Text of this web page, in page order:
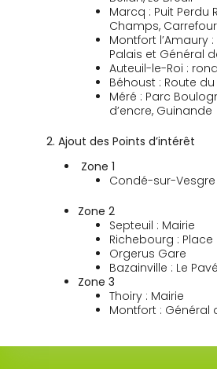
Marcq : Puit Perdu
Champs,
Montfort l’Amaury
Palais et Général
Auteuil-le-Roi :
Béhoust : Route
Méré : Parc
d’encre, Guinande
2. Ajout des Points d’intérêt
Zone 1
Condé-sur-Vesgre
Zone 2
Septeuil : Mairie
Richebourg :
Orgerus Gare
Bazainville : Le Pavé
Zone 3
Thoiry : Mairie
Montfort : Général